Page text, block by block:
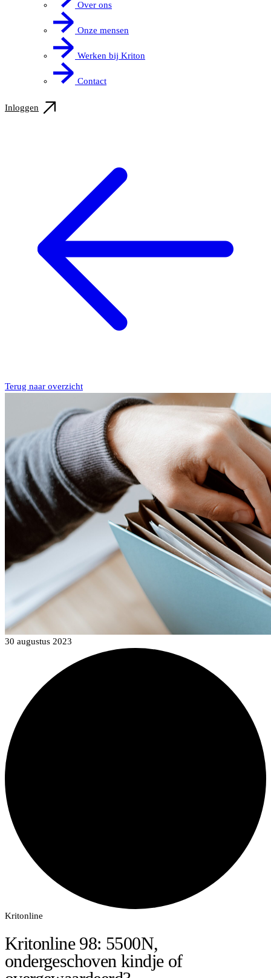
Over ons
Onze mensen
Werken bij Kriton
Contact
Inloggen
Terug naar overzicht
30 augustus 2023
Kritonline
Kritonline 98: 5500N,
ondergeschoven kindje of